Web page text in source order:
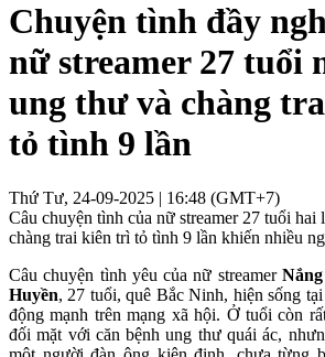
Chuyện tình đầy
nữ streamer 27 tuổi
ung thư và chàng
tỏ tình 9 lần
Thứ Tư, 24-09-2025 | 16:48 (GMT+7)
Câu chuyện tình của nữ streamer 27 tuổi hai
chàng trai kiên trì tỏ tình 9 lần khiến nhiều
Câu chuyện tình yêu của nữ streamer Nắng
Huyền, 27 tuổi, quê Bắc Ninh, hiện sống
động mạnh trên mạng xã hội. Ở tuổi còn
đối mặt với căn bệnh ung thư quái ác,